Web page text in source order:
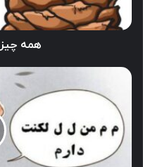
همه چیز
لکنت
چیست؟
نحوه
درست